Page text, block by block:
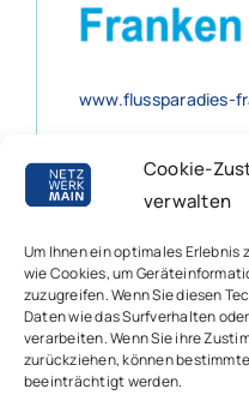
Cookie-
verwalten
Um Ihnen ein optimales
wie Cookies, um
zuzugreifen. Wenn Sie diesen
Daten wie das Surfverhalten
verarbeiten. Wenn Sie ihre
zurückziehen, können
beeinträchtigt werden.
www.flussparadies-
|